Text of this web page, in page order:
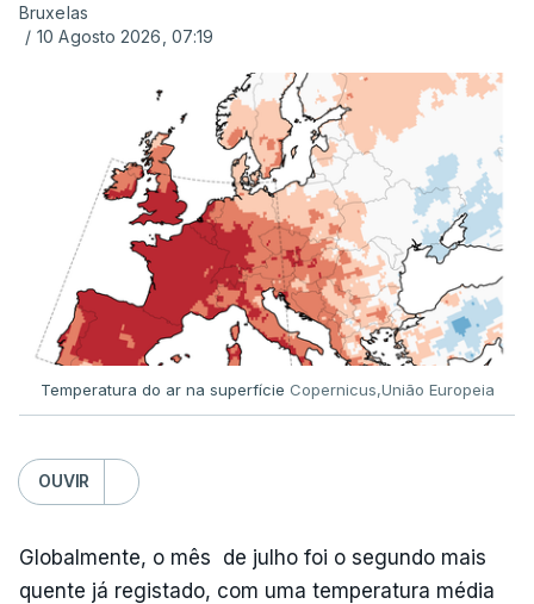
Bruxelas
/ 10 Agosto 2026, 07:19
Temperatura do ar na superfície Copernicus,União Europeia
OUVIR
Globalmente, o mês de julho foi o segundo mais
quente já registado, com uma temperatura média